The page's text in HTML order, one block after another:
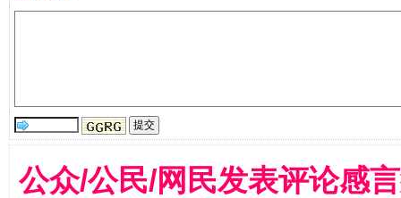
公众/公民/网民发表评论感